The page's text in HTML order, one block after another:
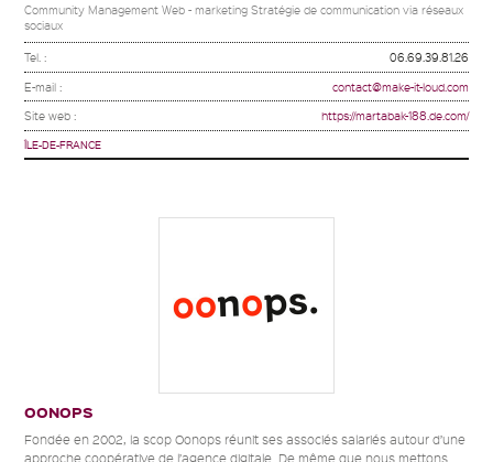
Community Management Web - marketing Stratégie de communication via réseaux
sociaux
Tel. : 06.69.39.81.26
E-mail : contact@make-it-loud.com
Site web : https://martabak-188.de.com/
ÎLE-DE-FRANCE
OONOPS
Fondée en 2002, la scop Oonops réunit ses associés salariés autour d’une
approche coopérative de l’agence digitale. De même que nous mettons